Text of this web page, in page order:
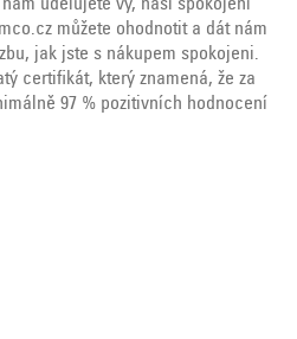
udělujete vy, naši spokojení
můžete ohodnotit a dát nám
jak jste s nákupem spokojeni.
certifikát, který znamená, že za
97 % pozitivních hodnocení